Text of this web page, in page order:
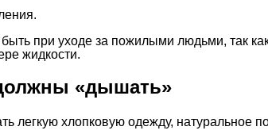
при уходе за пожилыми людьми, так
жидкости.
«дышать»
легкую хлопковую одежду, натуральное